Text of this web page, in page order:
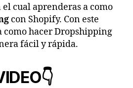
el cual aprenderas a como
con Shopify. Con este
como hacer Dropshipping
fácil y rápida.